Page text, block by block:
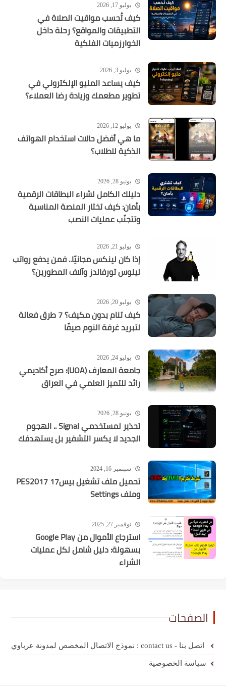
يوليو 17, 2026
كيف تُحسب مواقيت الصلاة في
التطبيقات والمواقع؟ رحلة داخل
الخوارزميات الفلكية
يوليو 3, 2026
كيف يساعد المنيو الإلكتروني في
تطوير مطعمك وزيادة رضا العملاء؟
يوليو 12, 2026
ما هي أفضل حالات استخدام الهواتف
الذكية للطلاب؟
يونيو 28, 2026
دليلك الكامل لشراء البطاقات الرقمية
بأمان: كيف تختار المنصة المناسبة
وتتجنّب عمليات النصب
يوليو 21, 2026
إذا كان لينكس مجانيًا.. فمن يدفع رواتب
لينوس تورفالدز وآلاف المطورين؟
يوليو 20, 2026
كيف تنام بدون مكيف؟ 7 طرق فعالة
لتبريد غرفة النوم صيفًا
يوليو 24, 2026
جامعة المعارف (UOA): صرح أكاديمي
رائد للتميز العلمي في العراق
يونيو 28, 2026
تحذير لمستخدمي Signal .. الهجوم
الجديد لا يكسر التشفير بل يستهدفك
سبتمبر 16, 2024
تحميل ملف تشغيل بيس17 PES2017
وملف Settings
نوفمبر 27, 2025
استرجاع الأموال من Google Play
بسهولة: دليل شامل لكل عمليات
الشراء
الصفحات
اتصل بنا - contact us : نموذج الاتصال المخصص لمدونة عرباوي
سياسة الخصوصية